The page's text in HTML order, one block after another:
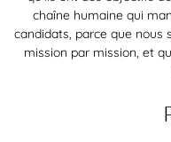
chaîne humaine qui
candidats, parce que nous
mission par mission, et